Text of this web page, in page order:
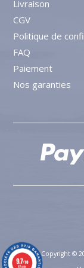
Mes bons de
319, route du
France
Livraison
CGV
Politique de
FAQ
Paiement
Nos garanties
Copyright ©
9.7/10
87 avis